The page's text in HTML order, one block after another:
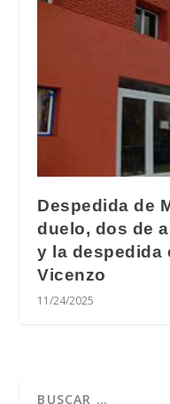
Despedida de
duelo, dos de
y la despedida
Vicenzo
11/24/2025